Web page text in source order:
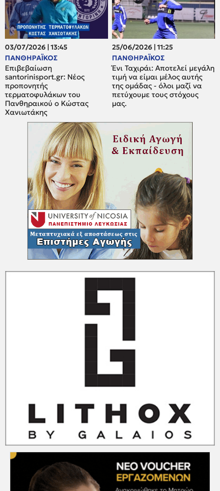
03/07/2026 | 13:45
ΠΑΝΘΗΡΑΪΚΟΣ
Επιβεβαίωση
santorinisport.gr: Νέος
προπονητής
τερματοφυλάκων του
Πανθηραικού ο Κώστας
Χανιωτάκης
25/06/2026 | 11:25
ΠΑΝΘΗΡΑΪΚΟΣ
Ένι Ταχιράι: Αποτελεί μεγάλη
τιμή να είμαι μέλος αυτής
της ομάδας - όλοι μαζί να
πετύχουμε τους στόχους
μας.